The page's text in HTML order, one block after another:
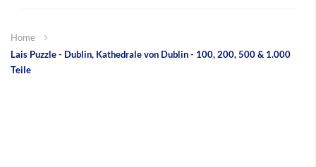
Home
Lais Puzzle - Dublin, Kathedrale von Dublin - 100, 200, 500 & 1.000
Teile